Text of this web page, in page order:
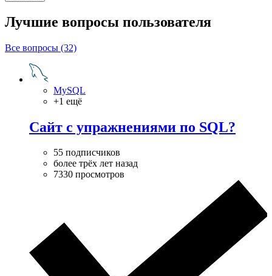
Лучшие вопросы пользователя
Все вопросы (32)
MySQL
+1 ещё
Сайт с упражнениями по SQL?
55 подписчиков
более трёх лет назад
7330 просмотров